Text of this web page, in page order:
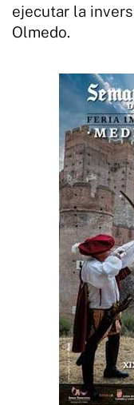
ejecutar la
Olmedo.